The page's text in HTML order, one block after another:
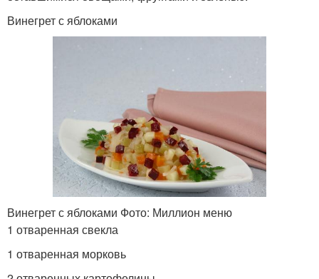
Винегрет с яблоками
Винегрет с яблоками Фото: Миллион меню
1 отваренная свекла
1 отваренная морковь